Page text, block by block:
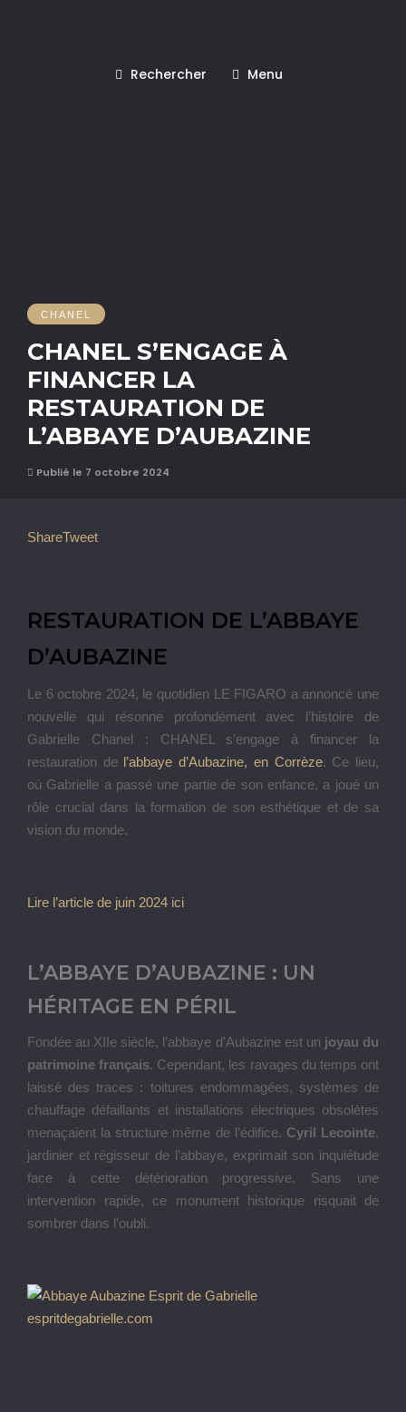
Rechercher Menu
CHANEL
CHANEL S’ENGAGE À
FINANCER LA
RESTAURATION DE
L’ABBAYE D’AUBAZINE
Publié le 7 octobre 2024
ShareTweet
RESTAURATION DE L’ABBAYE
D’AUBAZINE
Le 6 octobre 2024, le quotidien LE FIGARO a annoncé une
nouvelle qui résonne profondément avec l’histoire de
Gabrielle Chanel : CHANEL s’engage à financer la
restauration de l’abbaye d’Aubazine, en Corrèze. Ce lieu,
où Gabrielle a passé une partie de son enfance, a joué un
rôle crucial dans la formation de son esthétique et de sa
vision du monde.
Lire l’article de juin 2024 ici
L’ABBAYE D’AUBAZINE : UN
HÉRITAGE EN PÉRIL
Fondée au XIIe siècle, l’abbaye d’Aubazine est un joyau du
patrimoine français. Cependant, les ravages du temps ont
laissé des traces : toitures endommagées, systèmes de
chauffage défaillants et installations électriques obsolètes
menaçaient la structure même de l’édifice. Cyril Lecointe,
jardinier et régisseur de l’abbaye, exprimait son inquiétude
face à cette détérioration progressive. Sans une
intervention rapide, ce monument historique risquait de
sombrer dans l’oubli.